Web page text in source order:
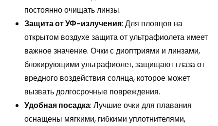
постоянно очищать линзы.
Защита от УФ-излучения: Для пловцов на
открытом воздухе защита от ультрафиолета имеет
важное значение. Очки с диоптриями и линзами,
блокирующими ультрафиолет, защищают глаза от
вредного воздействия солнца, которое может
вызвать долгосрочные повреждения.
Удобная посадка: Лучшие очки для плавания
оснащены мягкими, гибкими уплотнителями,